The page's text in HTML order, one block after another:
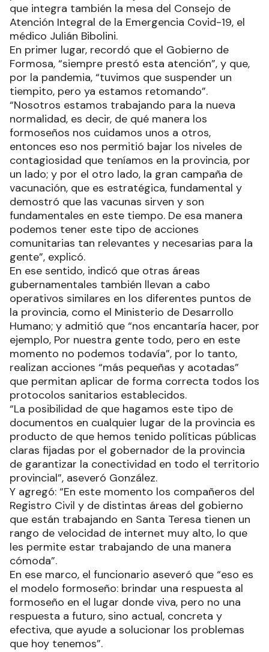
que integra también la mesa del Consejo de
Atención Integral de la Emergencia Covid-19, el
médico Julián Bibolini.
En primer lugar, recordó que el Gobierno de
Formosa, “siempre prestó esta atención”, y que,
por la pandemia, “tuvimos que suspender un
tiempito, pero ya estamos retomando”.
“Nosotros estamos trabajando para la nueva
normalidad, es decir, de qué manera los
formoseños nos cuidamos unos a otros,
entonces eso nos permitió bajar los niveles de
contagiosidad que teníamos en la provincia, por
un lado; y por el otro lado, la gran campaña de
vacunación, que es estratégica, fundamental y
demostró que las vacunas sirven y son
fundamentales en este tiempo. De esa manera
podemos tener este tipo de acciones
comunitarias tan relevantes y necesarias para la
gente”, explicó.
En ese sentido, indicó que otras áreas
gubernamentales también llevan a cabo
operativos similares en los diferentes puntos de
la provincia, como el Ministerio de Desarrollo
Humano; y admitió que “nos encantaría hacer, por
ejemplo, Por nuestra gente todo, pero en este
momento no podemos todavía”, por lo tanto,
realizan acciones “más pequeñas y acotadas”
que permitan aplicar de forma correcta todos los
protocolos sanitarios establecidos.
“La posibilidad de que hagamos este tipo de
documentos en cualquier lugar de la provincia es
producto de que hemos tenido políticas públicas
claras fijadas por el gobernador de la provincia
de garantizar la conectividad en todo el territorio
provincial”, aseveró González.
Y agregó: “En este momento los compañeros del
Registro Civil y de distintas áreas del gobierno
que están trabajando en Santa Teresa tienen un
rango de velocidad de internet muy alto, lo que
les permite estar trabajando de una manera
cómoda”.
En ese marco, el funcionario aseveró que “eso es
el modelo formoseño: brindar una respuesta al
formoseño en el lugar donde viva, pero no una
respuesta a futuro, sino actual, concreta y
efectiva, que ayude a solucionar los problemas
que hoy tenemos”.